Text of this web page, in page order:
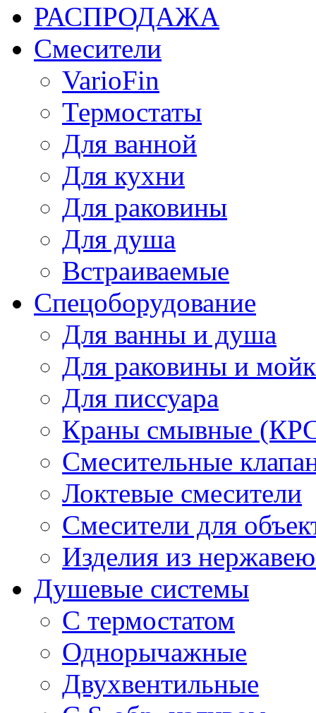
РАСПРОДАЖА
Смесители
VarioFin
Термостаты
Для ванной
Для кухни
Для раковины
Для душа
Встраиваемые
Спецоборудование
Для ванны и душа
Для раковины и
Для писсуара
Краны смывные
Смесительные
Локтевые смесители
Смесители для
Изделия из
Душевые системы
С термостатом
Однорычажные
Двухвентильные